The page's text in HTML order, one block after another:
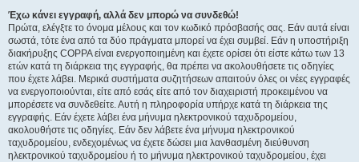
Έχω κάνει εγγραφή, αλλά δεν μπορώ να συνδεθώ!
Πρώτα, ελέγξτε το όνομα μέλους και τον κωδικό πρόσβασής σας. Εάν αυτά είναι
σωστά, τότε ένα από τα δύο πράγματα μπορεί να έχει συμβεί. Εάν η υποστήριξη
διακήρυξης COPPA είναι ενεργοποιημένη και έχετε ορίσει ότι είστε κάτω των 13
ετών κατά τη διάρκεια της εγγραφής, θα πρέπει να ακολουθήσετε τις οδηγίες
που έχετε λάβει. Μερικά συστήματα συζητήσεων απαιτούν όλες οι νέες εγγραφές
να ενεργοποιούνται, είτε από εσάς είτε από τον διαχειριστή προκειμένου να
μπορέσετε να συνδεθείτε. Αυτή η πληροφορία υπήρχε κατά τη διάρκεια της
εγγραφής. Εάν έχετε λάβει ένα μήνυμα ηλεκτρονικού ταχυδρομείου,
ακολουθήστε τις οδηγίες. Εάν δεν λάβετε ένα μήνυμα ηλεκτρονικού
ταχυδρομείου, ενδεχομένως να έχετε δώσει μια λανθασμένη διεύθυνση
ηλεκτρονικού ταχυδρομείου ή το μήνυμα ηλεκτρονικού ταχυδρομείου, έχει